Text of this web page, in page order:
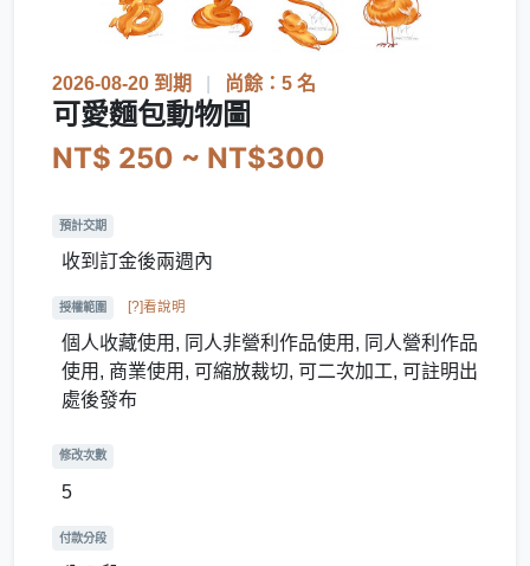
2026-08-20 到期 尚餘：5 名
可愛麵包動物圖
NT$ 250 ~ NT$300
預計交期
收到訂金後兩週內
授權範圍 [?]看說明
個人收藏使用, 同人非營利作品使用, 同人營利作品
使用, 商業使用, 可縮放裁切, 可二次加工, 可註明出
處後發布
修改次數
5
付款分段